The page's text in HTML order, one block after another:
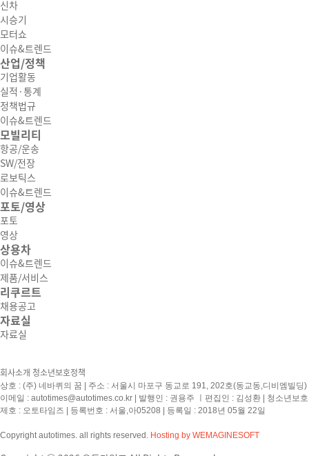
신차
시승기
모터쇼
이슈&트렌드
산업/정책
기업활동
실적·통계
정책법규
이슈&트렌드
모빌리티
항공/운송
SW/전장
로보틱스
이슈&트렌드
포토/영상
포토
영상
상용차
이슈&트렌드
제품/서비스
리쿠르트
채용공고
자료실
자료실
회사소개 청소년보호정책
상호 : (주) 네바퀴의 꿈 | 주소 : 서울시 마포구 동교로 191, 202호(동교동,디비엠빌
이메일 : autotimes@autotimes.co.kr | 발행인 : 권용주 ㅣ편집인 : 김성환 | 청소년보
제호 : 오토타임즈 | 등록번호 : 서울,아05208 | 등록일 : 2018년 05월 22일
Copyright autotimes. all rights reserved. Hosting by WEMAGINESOFT